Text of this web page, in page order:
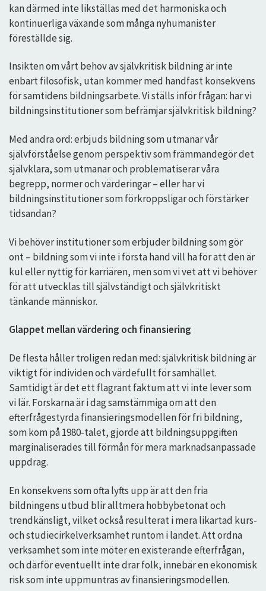
kan därmed inte likställas med det harmoniska och
kontinuerliga växande som många nyhumanister
föreställde sig.
Insikten om vårt behov av självkritisk bildning är inte
enbart filosofisk, utan kommer med handfast konsekvens
för samtidens bildningsarbete. Vi ställs inför frågan: har vi
bildningsinstitutioner som befrämjar självkritisk bildning?
Med andra ord: erbjuds bildning som utmanar vår
självförståelse genom perspektiv som främmandegör det
självklara, som utmanar och problematiserar våra
begrepp, normer och värderingar – eller har vi
bildningsinstitutioner som förkroppsligar och förstärker
tidsandan?
Vi behöver institutioner som erbjuder bildning som gör
ont – bildning som vi inte i första hand vill ha för att den är
kul eller nyttig för karriären, men som vi vet att vi behöver
för att utvecklas till självständigt och självkritiskt
tänkande människor.
Glappet mellan värdering och finansiering
De flesta håller troligen redan med: självkritisk bildning är
viktigt för individen och värdefullt för samhället.
Samtidigt är det ett flagrant faktum att vi inte lever som
vi lär. Forskarna är i dag samstämmiga om att den
efterfrågestyrda finansieringsmodellen för fri bildning,
som kom på 1980-talet, gjorde att bildningsuppgiften
marginaliserades till förmån för mera marknadsanpassade
uppdrag.
En konsekvens som ofta lyfts upp är att den fria
bildningens utbud blir alltmera hobbybetonat och
trendkänsligt, vilket också resulterat i mera likartad kurs-
och studiecirkelverksamhet runtom i landet. Att ordna
verksamhet som inte möter en existerande efterfrågan,
och därför eventuellt inte drar folk, innebär en ekonomisk
risk som inte uppmuntras av finansieringsmodellen.